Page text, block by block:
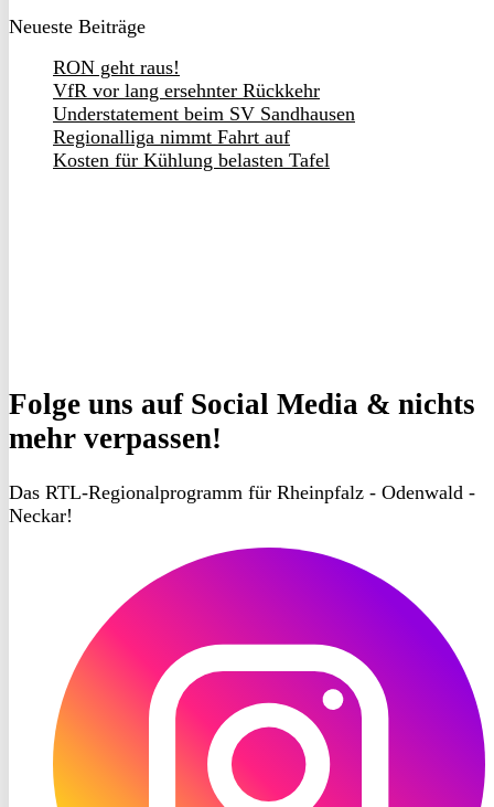
Neueste Beiträge
RON geht raus!
VfR vor lang ersehnter Rückkehr
Understatement beim SV Sandhausen
Regionalliga nimmt Fahrt auf
Kosten für Kühlung belasten Tafel
Folge uns auf Social Media & nichts
mehr verpassen!
Das RTL-Regionalprogramm für Rheinpfalz - Odenwald -
Neckar!
Instagram